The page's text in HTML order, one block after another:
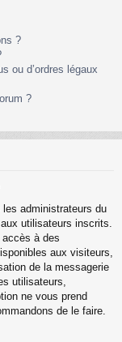
?
ou d’ordres légaux
?
les administrateurs du
utilisateurs inscrits.
à des
aux visiteurs,
de la messagerie
utilisateurs,
ne vous prend
de le faire.